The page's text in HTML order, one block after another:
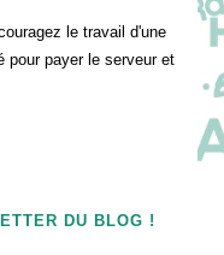
le travail d'une
pour payer le serveur et
DU BLOG !